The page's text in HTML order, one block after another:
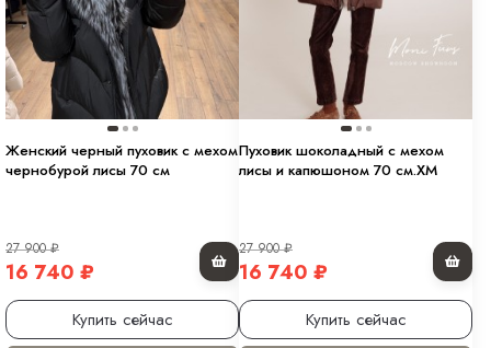
Женский черный пуховик с мехом
чернобурой лисы 70 см
27 900₽
16 740 ₽
Купить сейчас
Пуховик шоколадный с мехом
лисы и капюшоном 70 см.ХМ
27 900₽
16 740 ₽
Купить сейчас